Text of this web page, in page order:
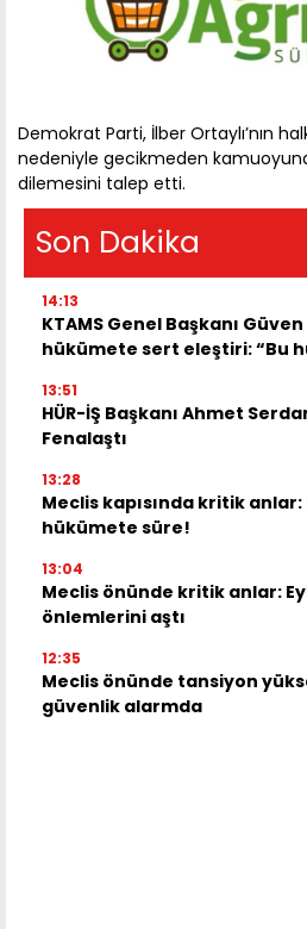
Demokrat Parti, İlber Ortaylı’nın
nedeniyle gecikmeden
dilemesini talep etti.
Son Dakika
14:13
KTAMS Genel Başkanı
hükümete sert eleştiri: “Bu
13:51
HÜR-İŞ Başkanı Ahmet
Fenalaştı
13:28
Meclis kapısında kritik
hükümete süre!
13:04
Meclis önünde kritik anlar:
önlemlerini aştı
12:35
Meclis önünde tansiyon
güvenlik alarmda